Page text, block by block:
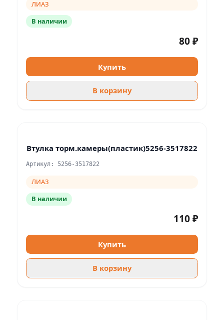
ЛИАЗ
В наличии
80 ₽
Купить
В корзину
Втулка торм.камеры(пластик)5256-3517822
Артикул: 5256-3517822
ЛИАЗ
В наличии
110 ₽
Купить
В корзину